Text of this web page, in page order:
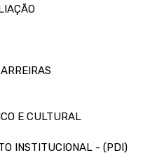
E CULTURAL
INSTITUCIONAL - (PDI)